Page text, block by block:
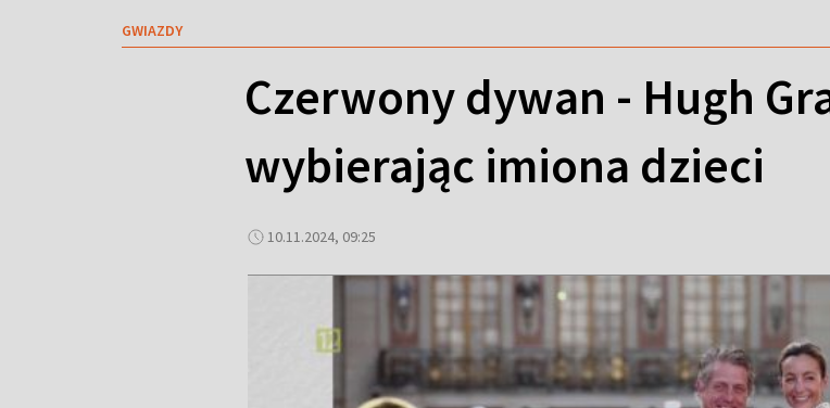
GWIAZDY
Czerwony dywan - Hugh
wybierając imiona dzieci
10.11.2024, 09:25